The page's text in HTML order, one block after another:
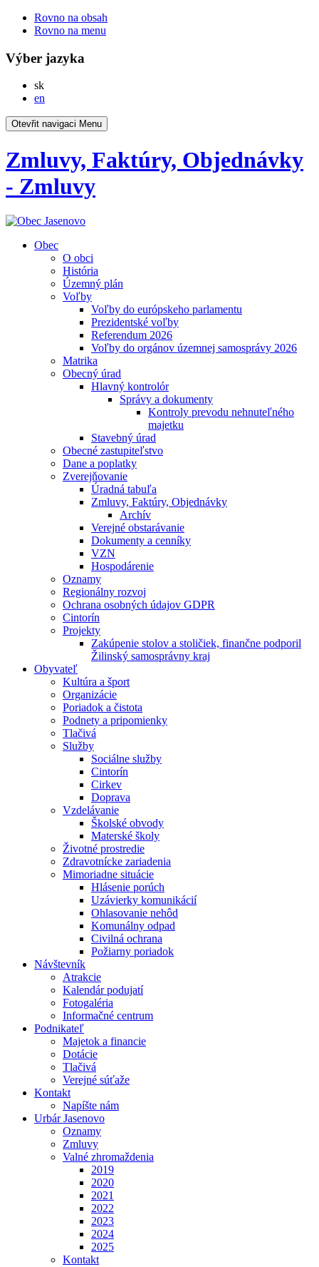
Rovno na obsah
Rovno na menu
Výber jazyka
skSlovensky
en
Otevřit navigaci Menu
Zmluvy, Faktúry, Objednávky
- Zmluvy
Obec
O obci
História
Územný plán
Voľby
Voľby do európskeho parlamentu
Prezidentské voľby
Referendum 2026
Voľby do orgánov územnej samosprávy 2026
Matrika
Obecný úrad
Hlavný kontrolór
Správy a dokumenty
Kontroly prevodu nehnuteľného
majetku
Stavebný úrad
Obecné zastupiteľstvo
Dane a poplatky
Zverejňovanie
Úradná tabuľa
Zmluvy, Faktúry, Objednávky
Archív
Verejné obstarávanie
Dokumenty a cenníky
VZN
Hospodárenie
Oznamy
Regionálny rozvoj
Ochrana osobných údajov GDPR
Cintorín
Projekty
Zakúpenie stolov a stoličiek, finančne podporil
Žilinský samosprávny kraj
Obyvateľ
Kultúra a šport
Organizácie
Poriadok a čistota
Podnety a pripomienky
Tlačivá
Služby
Sociálne služby
Cintorín
Cirkev
Doprava
Vzdelávanie
Školské obvody
Materské školy
Životné prostredie
Zdravotnícke zariadenia
Mimoriadne situácie
Hlásenie porúch
Uzávierky komunikácií
Ohlasovanie nehôd
Komunálny odpad
Civilná ochrana
Požiarny poriadok
Návštevník
Atrakcie
Kalendár podujatí
Fotogaléria
Informačné centrum
Podnikateľ
Majetok a financie
Dotácie
Tlačivá
Verejné súťaže
Kontakt
Napíšte nám
Urbár Jasenovo
Oznamy
Zmluvy
Valné zhromaždenia
2019
2020
2021
2022
2023
2024
2025
Kontakt